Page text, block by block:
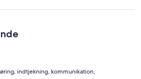
indtjekning, kommunikation,